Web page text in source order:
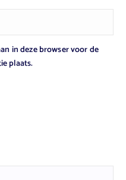
in deze browser voor de
plaats.